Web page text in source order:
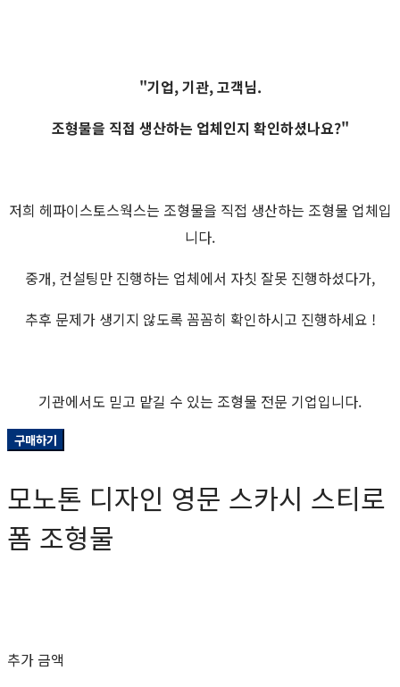
"기업, 기관, 고객님.
조형물을 직접 생산하는 업체인지 확인하셨나요?"
저희 헤파이스토스웍스는 조형물을 직접 생산하는 조형물 업체입
니다.
중개, 컨설팅만 진행하는 업체에서 자칫 잘못 진행하셨다가,
추후 문제가 생기지 않도록 꼼꼼히 확인하시고 진행하세요 !
기관에서도 믿고 맡길 수 있는 조형물 전문 기업입니다.
구매하기
모노톤 디자인 영문 스카시 스티로
폼 조형물
추가 금액